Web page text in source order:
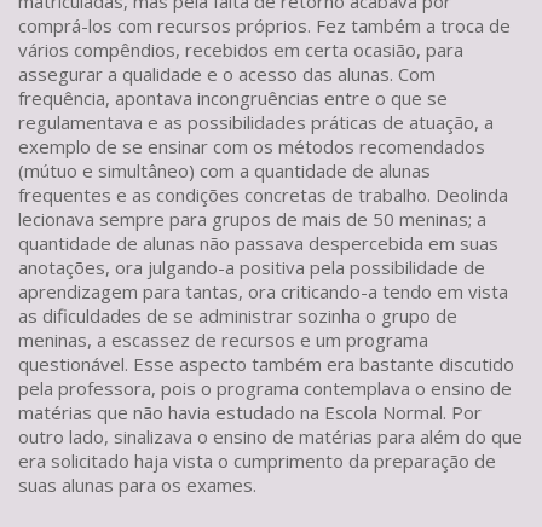
comprá-los com recursos próprios. Fez também a troca de
vários compêndios, recebidos em certa ocasião, para
assegurar a qualidade e o acesso das alunas. Com
frequência, apontava incongruências entre o que se
regulamentava e as possibilidades práticas de atuação, a
exemplo de se ensinar com os métodos recomendados
(mútuo e simultâneo) com a quantidade de alunas
frequentes e as condições concretas de trabalho. Deolinda
lecionava sempre para grupos de mais de 50 meninas; a
quantidade de alunas não passava despercebida em suas
anotações, ora julgando-a positiva pela possibilidade de
aprendizagem para tantas, ora criticando-a tendo em vista
as dificuldades de se administrar sozinha o grupo de
meninas, a escassez de recursos e um programa
questionável. Esse aspecto também era bastante discutido
pela professora, pois o programa contemplava o ensino de
matérias que não havia estudado na Escola Normal. Por
outro lado, sinalizava o ensino de matérias para além do que
era solicitado haja vista o cumprimento da preparação de
suas alunas para os exames.